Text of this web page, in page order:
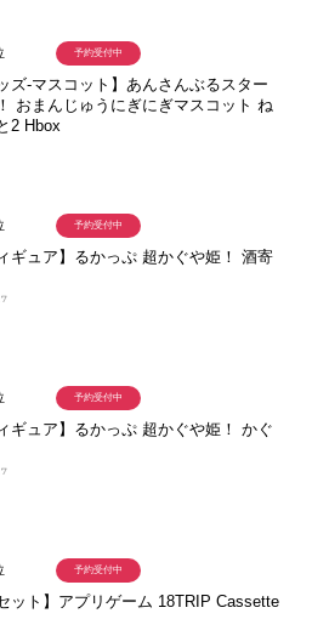
ズ-マスコット】あんさんぶるスター
おまんじゅうにぎにぎマスコット ね
2 Hbox
予約受付中
ィギュア】るかっぷ 超かぐや姫！ 酒寄
予約受付中
ィギュア】るかっぷ 超かぐや姫！ かぐ
予約受付中
セット】アプリゲーム 18TRIP Cassette
予約受付中